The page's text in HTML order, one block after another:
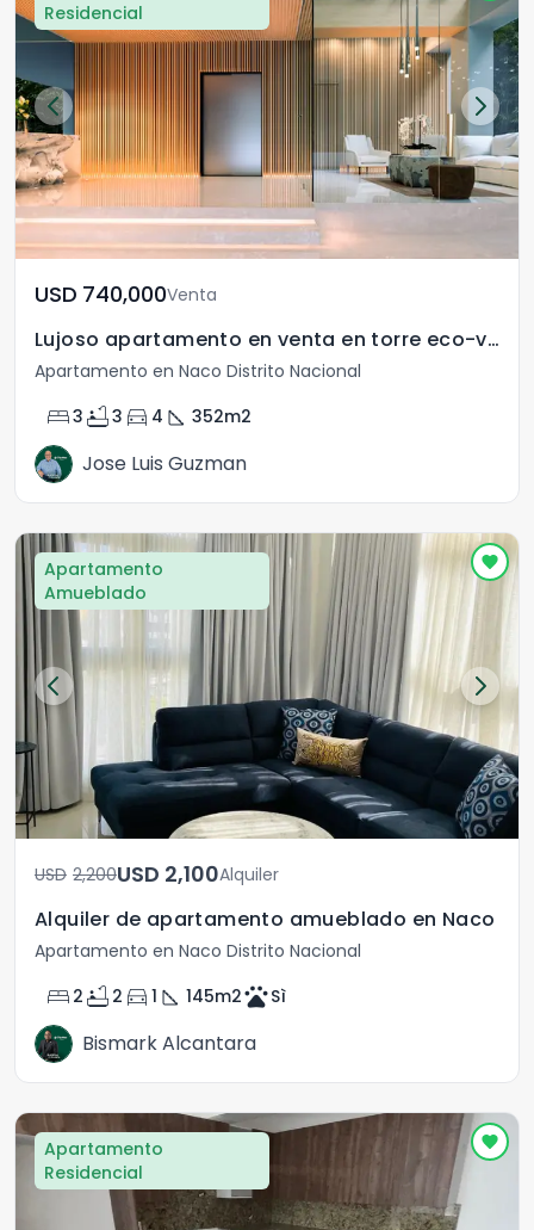
Residencial
USD	740,000Venta
Lujoso apartamento en venta en torre eco-verde en Naco
Apartamento en Naco Distrito Nacional
bed3 bathtub3 directions_car 4 square_foot 352m2
Jose Luis Guzman
Apartamento
Amueblado
USD	2,200 USD	2,100Alquiler
Alquiler de apartamento amueblado en Naco
Apartamento en Naco Distrito Nacional
bed 2 bathtub 2 directions_car 1 square_foot 145m2petsSì
Bismark Alcantara
Apartamento
Residencial